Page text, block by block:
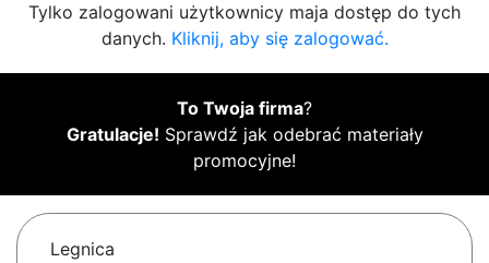
Tylko zalogowani użytkownicy maja dostęp do tych
danych. Kliknij, aby się zalogować.
To Twoja firma?
Gratulacje! Sprawdź jak odebrać materiały
promocyjne!
Legnica